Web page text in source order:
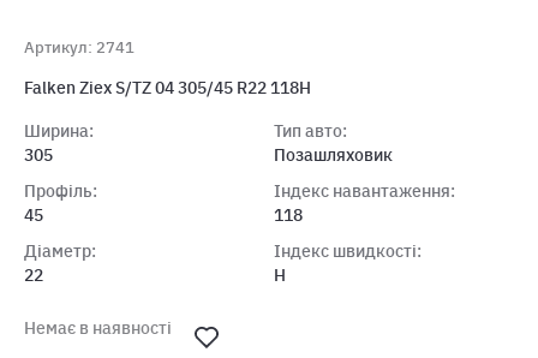
Артикул: 2741
Falken Ziex S/TZ 04 305/45 R22 118H
Ширина:
305
Профіль:
45
Діаметр:
22
Тип авто:
Позашляховик
Індекс навантаження:
118
Індекс швидкості:
H
Немає в наявності